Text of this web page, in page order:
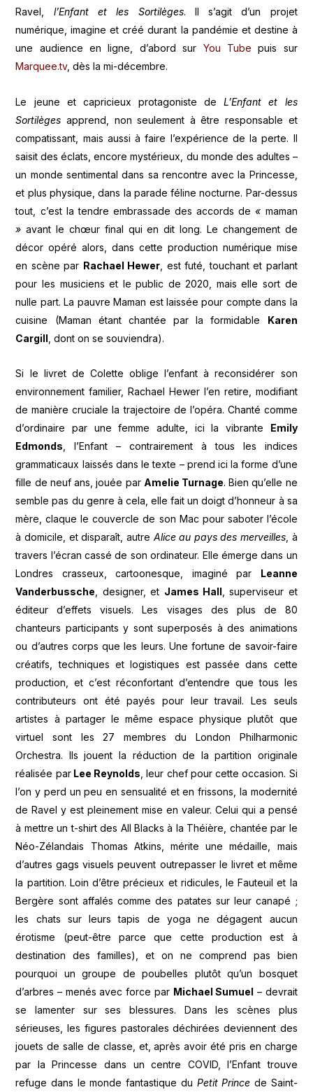
Ravel, l’Enfant et les Sortilèges. Il s’agit d’un projet
numérique, imagine et créé durant la pandémie et destine à
une audience en ligne, d’abord sur You Tube puis sur
Marquee.tv, dès la mi-décembre.
Le jeune et capricieux protagoniste deL’Enfant et les
Sortilèges apprend, non seulement à être responsable et
compatissant, mais aussi à faire l’expérience de la perte. Il
saisit des éclats, encore mystérieux, du monde des adultes –
un monde sentimental dans sa rencontre avec la Princesse,
et plus physique, dans la parade féline nocturne. Par-dessus
tout, c’est la tendre embrassade des accords de « maman
»avant le chœur final qui en dit long. Le changement de
décor opéré alors, dans cette production numérique mise
en scène par Rachael Hewer , est futé, touchant et parlant
pour les musiciens et le public de 2020, mais elle sort de
nulle part. La pauvre Maman est laissée pour compte dans la
cuisine (Maman étant chantée par la formidable Karen
Cargill , dont on se souviendra).
Si le livret de Colette oblige l’enfant à reconsidérer son
environnement familier, Rachael Hewer l’en retire, modifiant
de manière cruciale la trajectoire de l’opéra. Chanté comme
d’ordinaire par une femme adulte, ici la vibrante
Emily
Edmonds, l’Enfant – contrairement à tous les indices
grammaticaux laissés dans le texte – prend ici la forme d’une
fille de neuf ans, jouée par Amelie Turnage. Bien qu’elle ne
semble pas du genre à cela, elle fait un doigt d’honneur à sa
mère, claque le couvercle de son Mac pour saboter l’école
à domicile, et disparaît, autre Alice au pays des merveilles, à
travers l’écran cassé de son ordinateur. Elle émerge dans un
Londres crasseux, cartoonesque, imaginé par
Leanne
Vanderbussche, designer, et James Hall , superviseur et
éditeur d’effets visuels. Les visages des plus de 80
chanteurs participants y sont superposés à des animations
ou d’autres corps que les leurs. Une fortune de savoir-faire
créatifs, techniques et logistiques est passée dans cette
production, et c’est réconfortant d’entendre que tous les
contributeurs ont été payés pour leur travail. Les seuls
artistes à partager le même espace physique plutôt que
virtuel sont les 27 membres du London Philharmonic
Orchestra. Ils jouent la réduction de la partition originale
réalisée parLee Reynolds, leur chef pour cette occasion. Si
l’on y perd un peu en sensualité et en frissons, la modernité
de Ravel y est pleinement mise en valeur. Celui qui a pensé
à mettre un t-shirt des All Blacks à la Théière, chantée par le
Néo-Zélandais Thomas Atkins, mérite une médaille, mais
d’autres gags visuels peuvent outrepasser le livret et même
la partition. Loin d’être précieux et ridicules, le Fauteuil et la
Bergère sont affalés comme des patates sur leur canapé ;
les chats sur leurs tapis de yoga ne dégagent aucun
érotisme (peut-être parce que cette production est à
destination des familles), et on ne comprend pas bien
pourquoi un groupe de poubelles plutôt qu’un bosquet
d’arbres – menés avec force par Michael Sumuel – devrait
se lamenter sur ses blessures. Dans les scènes plus
sérieuses, les figures pastorales déchirées deviennent des
jouets de salle de classe, et, après avoir été pris en charge
par la Princesse dans un centre COVID, l’Enfant trouve
refuge dans le monde fantastique du Petit Prince de Saint-